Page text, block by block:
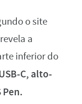
o site
a
inferior do
C, alto-
Pen.